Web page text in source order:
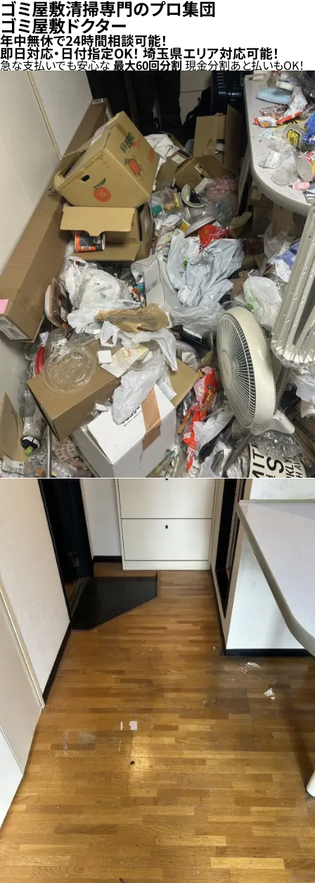
ゴミ屋敷清掃専門のプロ集団
ゴミ屋敷ドクター
年中無休で24時間相談可能！
即日対応・日付指定OK！ 埼玉県エリア対応可能！
急な支払いでも安心な最大60回分割現金分割あと払いもOK！